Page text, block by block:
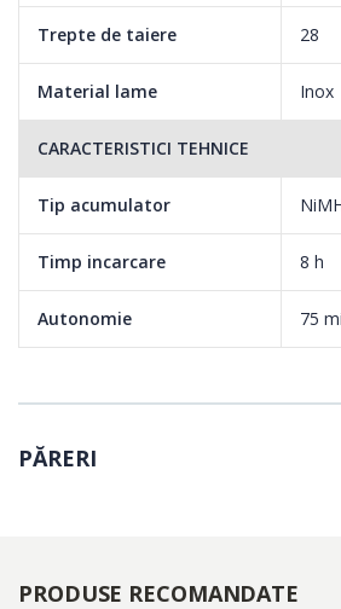
a barbii, utilizati pieptene de coafat de 2
pieptenului, puteti crea o lungime de
Masina de tuns este impermeabila, asa
mentine masina de tuns sa functioneze
Trepte de taiere 28
Material lame Inox
CARACTERISTICI TEHNICE
Tip acumulator
Timp incarcare 8 h
Autonomie 75
PĂRERI
PRODUSE RECOMANDATE